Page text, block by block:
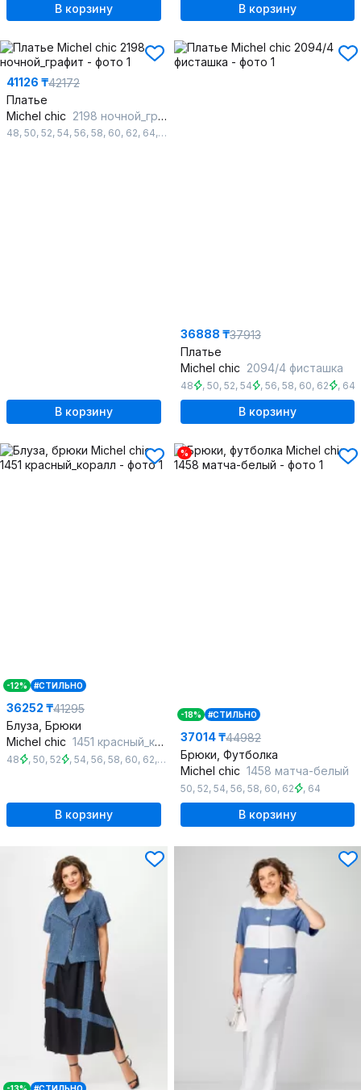
В корзину В корзину
41126 ₸42172
Платье
Michel chic 2198 ночной_графит
48, 50, 52, 54, 56, 58, 60, 62, 64, 66
В корзину
36888 ₸37913
Платье
Michel chic 2094/4 фисташка
48 , 50, 52, 54 , 56, 58, 60, 62 , 64
В корзину
-12% #СТИЛЬНО
36252 ₸41295
Блуза, Брюки
Michel chic 1451 красный_коралл
48 , 50, 52 , 54, 56, 58, 60, 62, 64 66,68
В корзину
%
-18% #СТИЛЬНО
37014 ₸44982
Брюки, Футболка
Michel chic 1458 матча-белый
50, 52, 54, 56, 58, 60, 62 , 64
В корзину